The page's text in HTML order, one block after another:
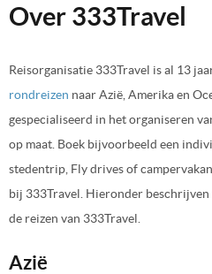
Over 333Travel
Reisorganisatie 333Travel is al 13
rondreizen naar Azië, Amerika en
gespecialiseerd in het organiseren
op maat. Boek bijvoorbeeld een
stedentrip, Fly drives of
bij 333Travel. Hieronder beschrijven
de reizen van 333Travel.
Azië